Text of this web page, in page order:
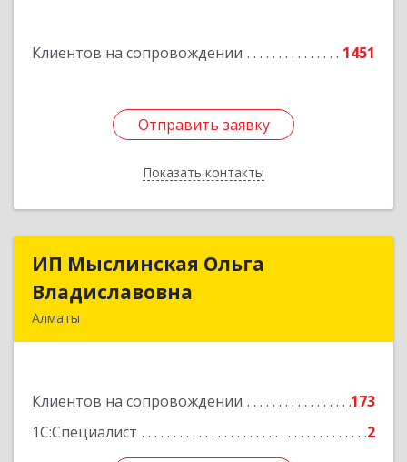
Клиентов на сопровождении 1451
Отправить заявку
Показать контакты
Отправить заявку
Назад
ИП Мыслинская Ольга
Владиславовна
Алматы
Клиентов на сопровождении
173
1С:Специалист
2
ИП Мыслинская Ольга
Подробнее